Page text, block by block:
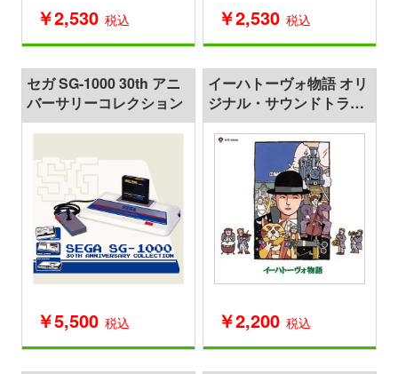
￥2,530 税込 ￥2,530 税込
セガ SG-1000 30th アニ
バーサリーコレクション
￥5,500 税込
イーハトーヴォ物語 オリ
ジナル・サウンドトラッ
ク
￥2,200 税込